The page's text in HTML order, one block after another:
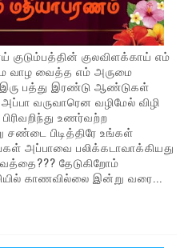
குடும்பத்தின் குலவிளக்காய் எம்
வாழ வைத்த எம் அருமை
இரு பத்து இரண்டு ஆண்டுகள்
வருவாரென வழிமேல் விழி
உணர்வற்ற
பிடித்திரே உங்கள்
அப்பாவை பலிக்கடாவாக்கியது
தேடுகிறோம்
காணவில்லை இன்று வரை...